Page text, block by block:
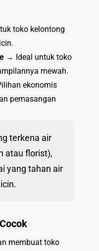
toko kelontong
→ Ideal untuk toko
mewah.
ekonomis
pemasangan
terkena air
atau florist),
yang tahan air
membuat toko